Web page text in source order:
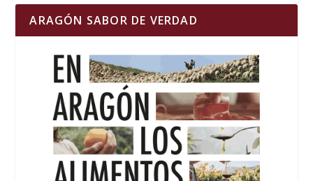
ARAGÓN SABOR DE VERDAD